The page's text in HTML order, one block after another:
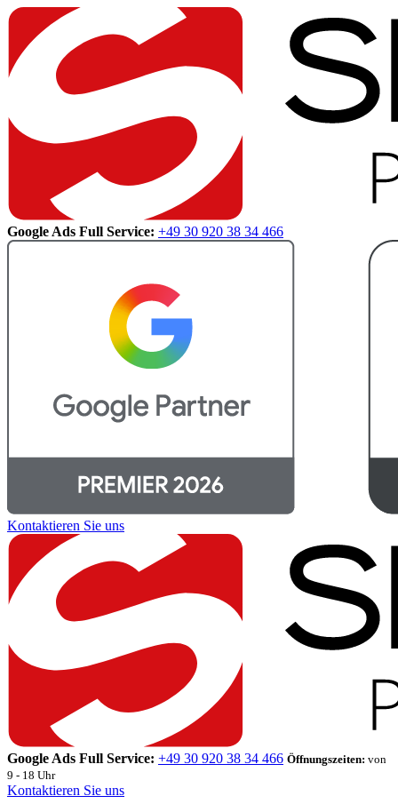
Google Ads Full Service: +49 30 920 38 34 466
Kontaktieren Sie uns
Google Ads Full Service: +49 30 920 38 34 466 Öffnungszeiten: von
9 - 18 Uhr
Kontaktieren Sie uns